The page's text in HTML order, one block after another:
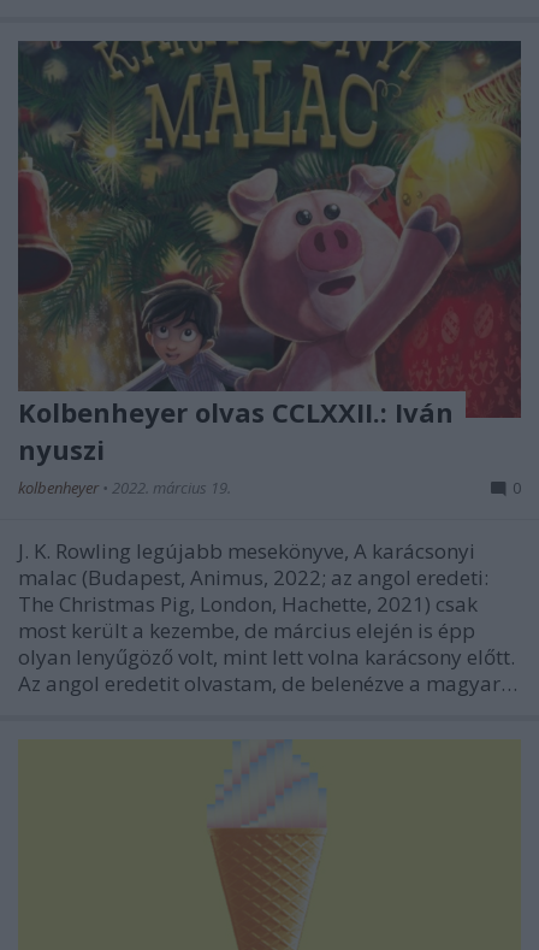
Kolbenheyer olvas CCLXXII.: Iván
nyuszi
kolbenheyer • 2022. március 19. 0
J. K. Rowling legújabb mesekönyve, A karácsonyi
malac (Budapest, Animus, 2022; az angol eredeti:
The Christmas Pig, London, Hachette, 2021) csak
most került a kezembe, de március elején is épp
olyan lenyűgöző volt, mint lett volna karácsony előtt.
Az angol eredetit olvastam, de belenézve a magyar…